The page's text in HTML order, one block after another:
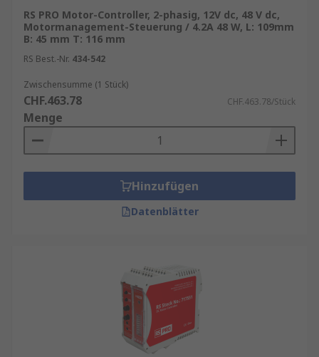
RS PRO Motor-Controller, 2-phasig, 12V dc, 48 V dc,
Motormanagement-Steuerung / 4.2A 48 W, L: 109mm
B: 45 mm T: 116 mm
RS Best.-Nr. 434-542
Zwischensumme (1 Stück)
CHF.463.78 CHF.463.78/Stück
Menge
Hinzufügen
Datenblätter